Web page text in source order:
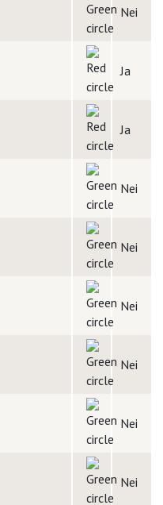
Nei
Ja
Ja
Nei
Nei
Nei
Nei
Nei
Nei